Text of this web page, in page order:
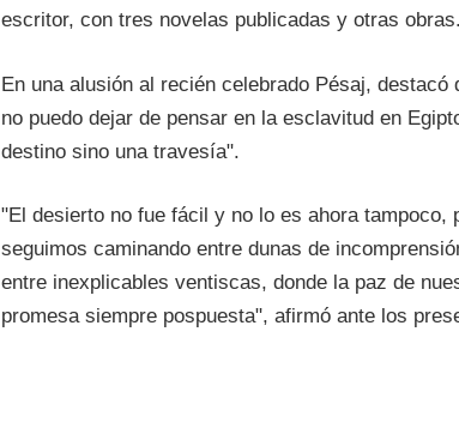
escritor, con tres novelas publicadas y otras obras.
En una alusión al recién celebrado Pésaj,
no puedo dejar de pensar en la esclavitud en
destino sino una travesía".
"El desierto no fue fácil y no lo es ahora tampoco,
seguimos caminando entre dunas de
entre inexplicables ventiscas, donde la paz de
promesa siempre pospuesta", afirmó ante los